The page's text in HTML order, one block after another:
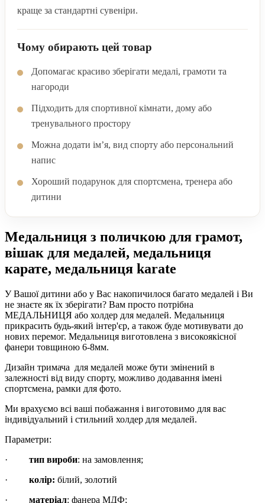
краще за стандартні сувеніри.
Чому обирають цей товар
Допомагає красиво зберігати медалі, грамоти та
нагороди
Підходить для спортивної кімнати, дому або
тренувального простору
Можна додати ім’я, вид спорту або персональний
напис
Хороший подарунок для спортсмена, тренера або
дитини
Медальниця з поличкою для грамот,
вішак для медалей, медальниця
карате, медальниця karate
У Вашої дитини або у Вас накопичилося багато медалей і Ви
не знаєте як їх зберігати? Вам просто потрібна
МЕДАЛЬНИЦЯ або холдер для медалей. Медальниця
прикрасить будь-який інтер'єр, а також буде мотивувати до
нових перемог. Медальниця виготовлена з високоякісної
фанери товщиною 6-8мм.
Дизайн тримача для медалей може бути змінений в
залежності від виду спорту, можливо додавання імені
спортсмена, рамки для фото.
Ми врахуємо всі ваші побажання і виготовимо для вас
індивідуальний і стильний холдер для медалей.
Параметри:
· тип вироби: на замовлення;
· колір: білий, золотий
· матеріал: фанера МДФ;